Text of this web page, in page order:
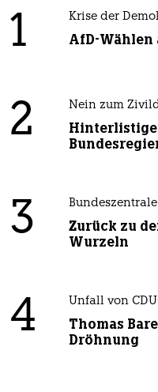
1 Krise der
AfD-
2 Nein zum
3
Zurück zu
Wurzeln
4 Unfall von
Thomas
Dröhnung